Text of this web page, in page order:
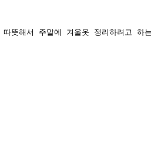
뜻해서 주말에 겨울옷 정리하려고